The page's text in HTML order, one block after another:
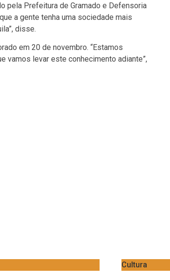
pela Prefeitura de Gramado e Defensoria
a gente tenha uma sociedade mais
disse.
em 20 de novembro. “Estamos
vamos levar este conhecimento adiante”,
Cultura